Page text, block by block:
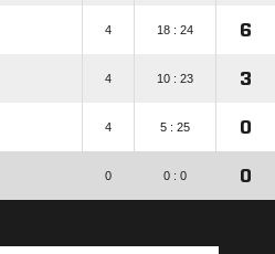
4 18 : 24 6
4 10 : 23 3
4 5 : 25 0
0 0 : 0 0